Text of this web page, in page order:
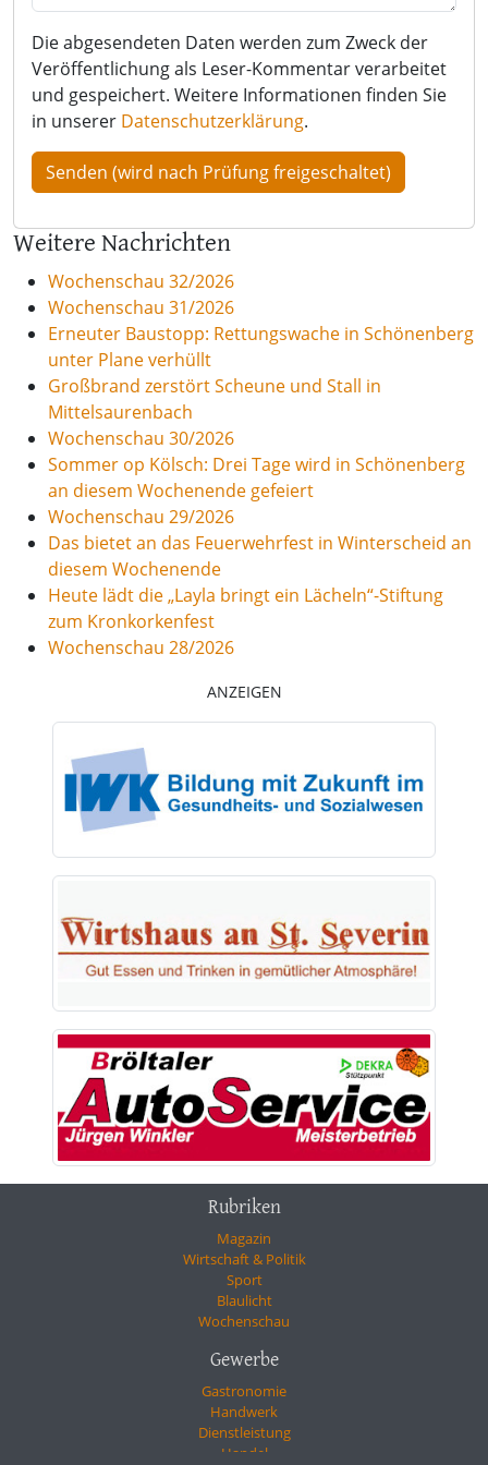
Die abgesendeten Daten werden zum Zweck der
Veröffentlichung als Leser-Kommentar verarbeitet
und gespeichert. Weitere Informationen finden Sie
in unserer Datenschutzerklärung.
Weitere Nachrichten
Wochenschau 32/2026
Wochenschau 31/2026
Erneuter Baustopp: Rettungswache in Schönenberg
unter Plane verhüllt
Großbrand zerstört Scheune und Stall in
Mittelsaurenbach
Wochenschau 30/2026
Sommer op Kölsch: Drei Tage wird in Schönenberg
an diesem Wochenende gefeiert
Wochenschau 29/2026
Das bietet an das Feuerwehrfest in Winterscheid an
diesem Wochenende
Heute lädt die „Layla bringt ein Lächeln“-Stiftung
zum Kronkorkenfest
Wochenschau 28/2026
ANZEIGEN
Rubriken
Magazin
Wirtschaft & Politik
Sport
Blaulicht
Wochenschau
Gewerbe
Gastronomie
Handwerk
Dienstleistung
Handel